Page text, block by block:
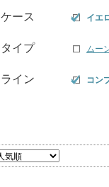
ケース イエ
タイプ ムー
ライン コン